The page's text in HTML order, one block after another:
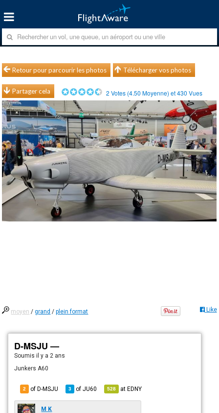
Retour pour parcourir les photos Télécharger vos photos
Partager cela 2 Votes (4.50 Moyenne) et430 Vues
moyen /grand /plein format Like
D-MSJU —
Soumisil y a 2 ans
Junkers A60
2 of D-MSJU 3 ofJU60 528 atEDNY
M K